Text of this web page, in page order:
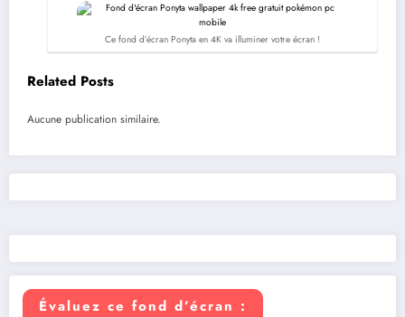
Ce fond d’écran Ponyta en 4K va illuminer votre écran !
Related Posts
Aucune publication similaire.
Évaluez ce fond d’écran :